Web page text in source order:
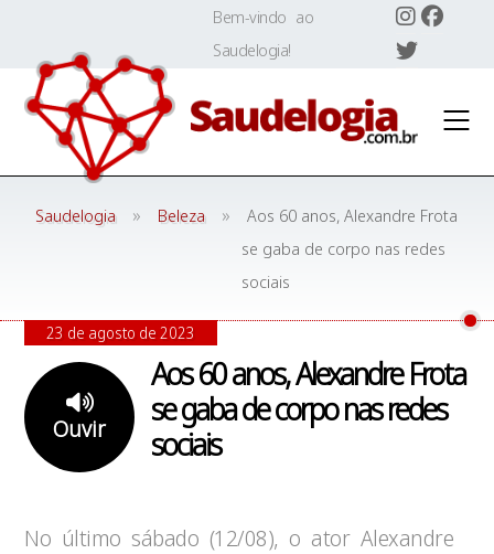
content
Bem-vindo ao
Saudelogia!
Saudelogia » Beleza »
Aos 60 anos, Alexandre Frota
se gaba de corpo nas redes
sociais
Aos 60 anos, Alexandre Frota
se gaba de corpo nas redes
sociais
Ouvir
23 de agosto de 2023
No último sábado (12/08), o ator Alexandre